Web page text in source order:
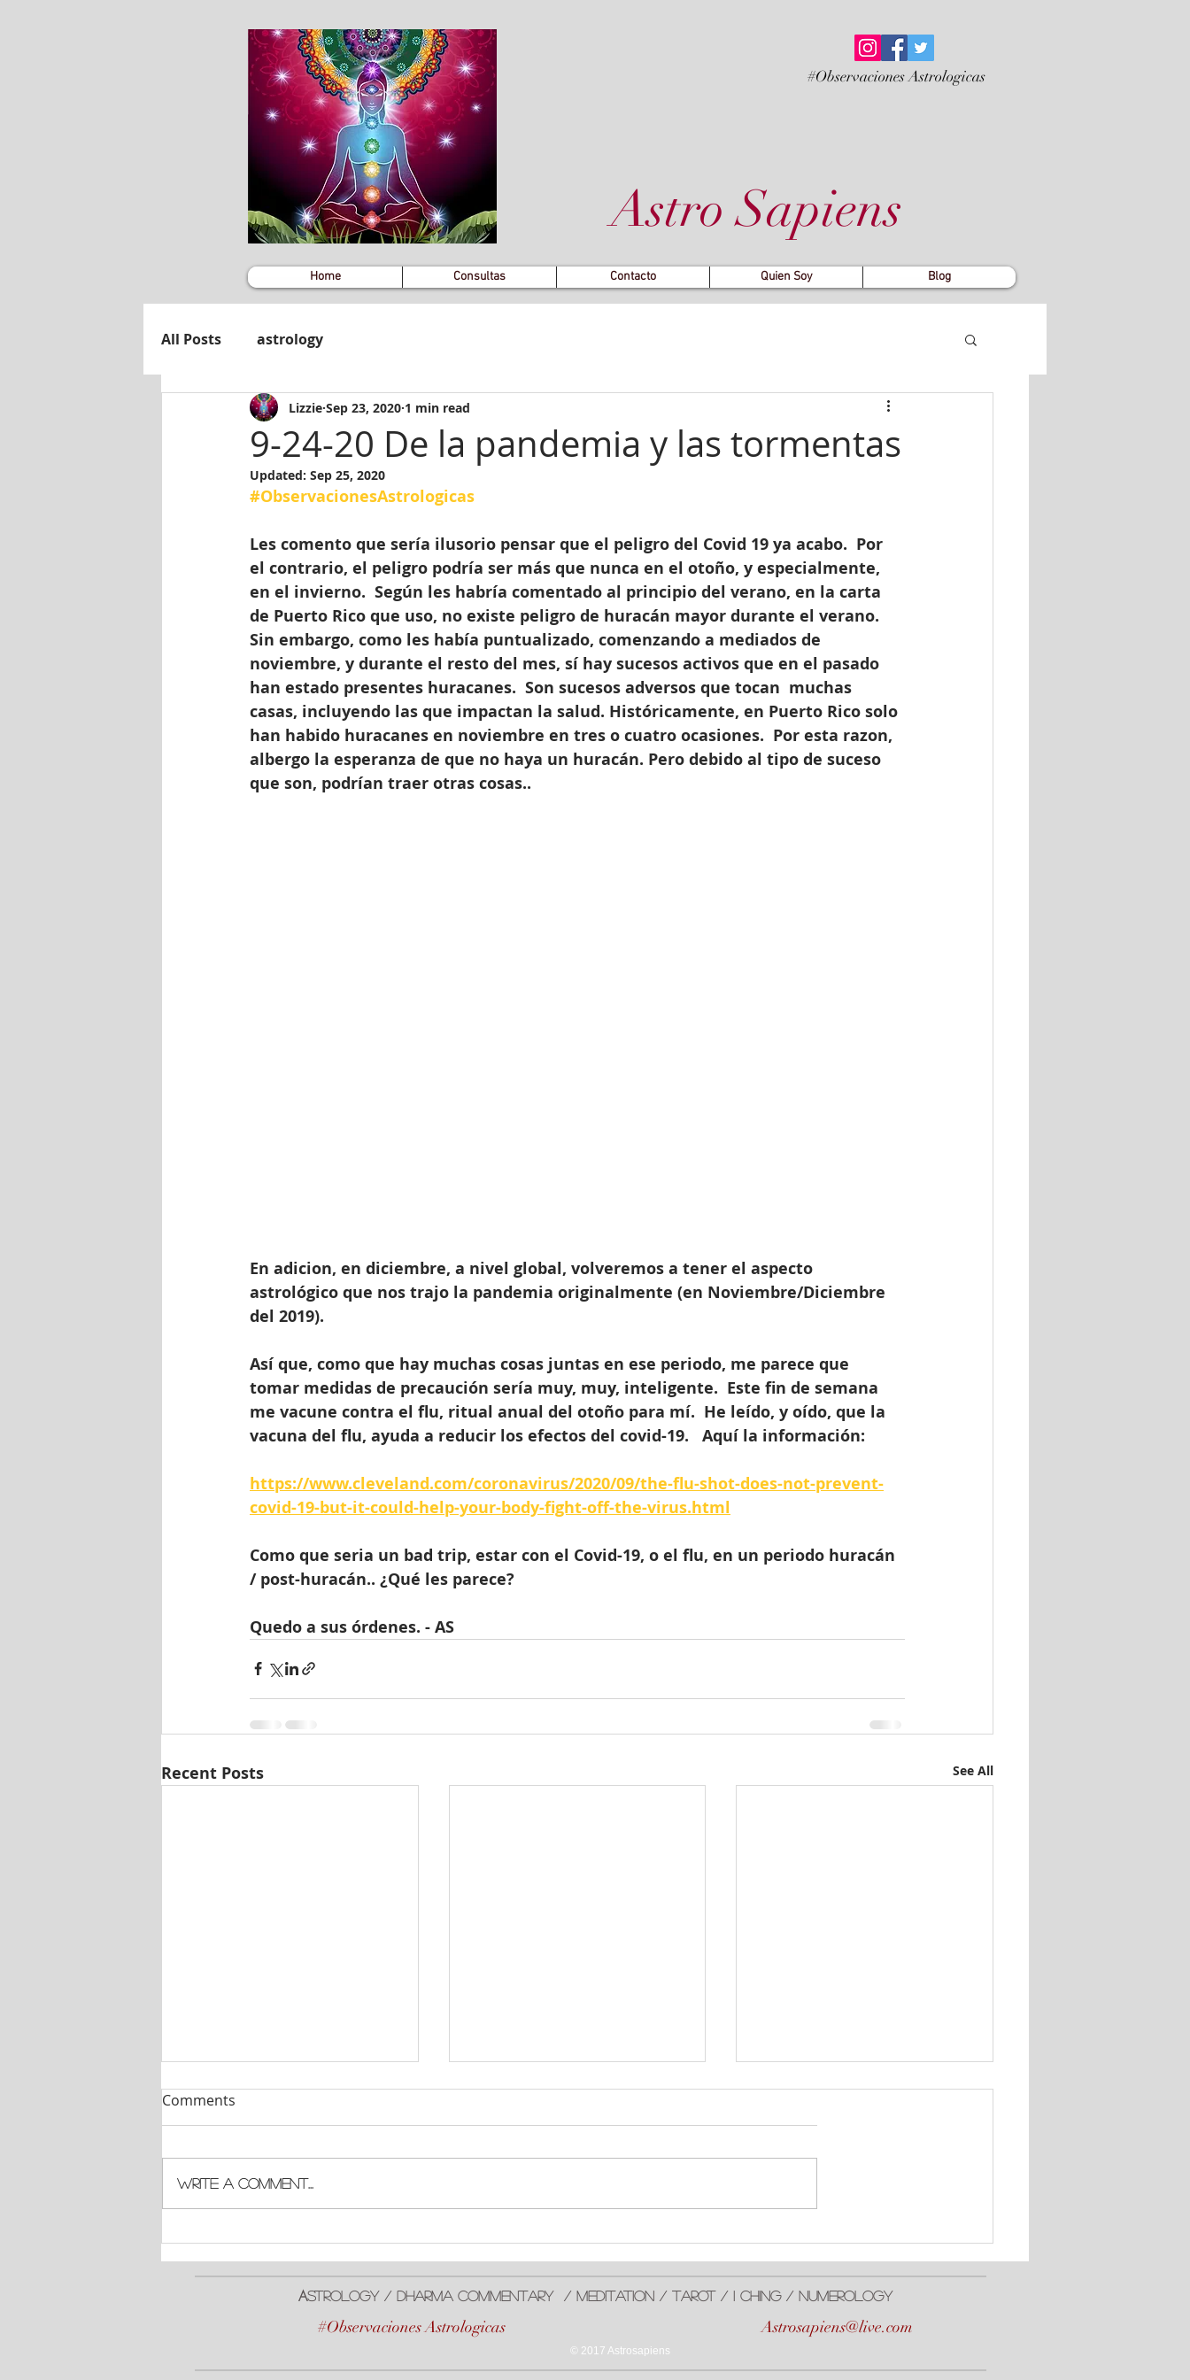
#Observaciones Astrologicas
Astro Sapiens
Home Consultas Contacto Quien Soy Blog
All Posts astrology
9-24-20 De la pandemia y las tormentas
Lizzie Sep 23, 2020 1 min read
Updated: Sep 25, 2020
#ObservacionesAstrologicas
Les comento que sería ilusorio pensar que el peligro del Covid 19 ya acabo.  Por
el contrario, el peligro podría ser más que nunca en el otoño, y especialmente,
en el invierno.  Según les habría comentado al principio del verano, en la carta
de Puerto Rico que uso, no existe peligro de huracán mayor durante el verano.
Sin embargo, como les había puntualizado, comenzando a mediados de
noviembre, y durante el resto del mes, sí hay sucesos activos que en el pasado
han estado presentes huracanes.  Son sucesos adversos que tocan  muchas
casas, incluyendo las que impactan la salud. Históricamente, en Puerto Rico solo
han habido huracanes en noviembre en tres o cuatro ocasiones.  Por esta razon,
albergo la esperanza de que no haya un huracán. Pero debido al tipo de suceso
que son, podrían traer otras cosas..
En adicion, en diciembre, a nivel global, volveremos a tener el aspecto
astrológico que nos trajo la pandemia originalmente (en Noviembre/Diciembre
del 2019).
Así que, como que hay muchas cosas juntas en ese periodo, me parece que
tomar medidas de precaución sería muy, muy, inteligente.  Este fin de semana
me vacune contra el flu, ritual anual del otoño para mí.  He leído, y oído, que la
vacuna del flu, ayuda a reducir los efectos del covid-19.   Aquí la información:
https://www.cleveland.com/coronavirus/2020/09/the-flu-shot-does-not-prevent-
covid-19-but-it-could-help-your-body-fight-off-the-virus.html
Como que seria un bad trip, estar con el Covid-19, o el flu, en un periodo huracán
/ post-huracán.. ¿Qué les parece?
Quedo a sus órdenes. - AS
Recent Posts See All
#Pluton, y #Neptuno
Comments
Write a comment...
Astrosapiens@live.com
#Observaciones Astrologicas
AstrologY / Dharma ComMentarY / meditaTiOn / Tarot / I Ching / NumerologY
© 2017 Astrosapiens